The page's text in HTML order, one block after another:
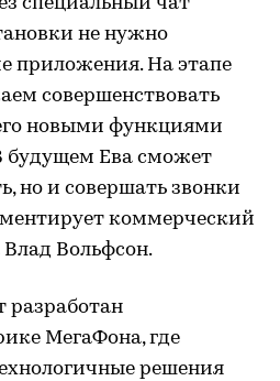
не нужно
приложения. На этапе
совершенствовать
новыми функциями
будущем Ева сможет
но и совершать звонки
коммерческий
Вольфсон.
разработан
МегаФона, где
решения